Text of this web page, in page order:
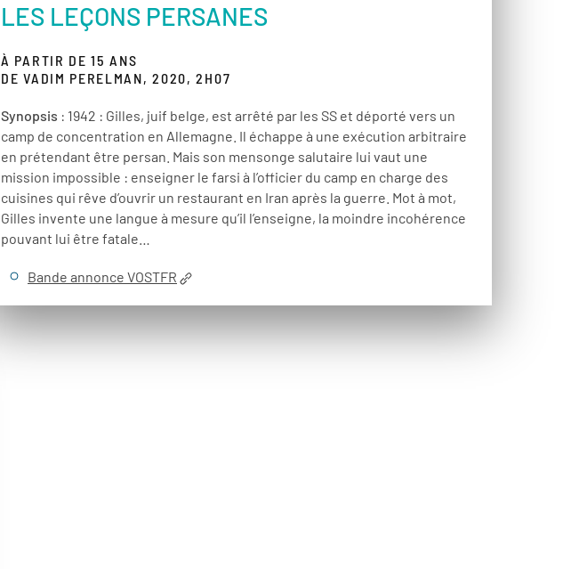
LES LEÇONS PERSANES
À PARTIR DE 15 ANS
DE VADIM PERELMAN, 2020, 2H07
Synopsis : 1942 : Gilles, juif belge, est arrêté par les SS et déporté vers un
camp de concentration en Allemagne. Il échappe à une exécution arbitraire
en prétendant être persan. Mais son mensonge salutaire lui vaut une
mission impossible : enseigner le farsi à l’officier du camp en charge des
cuisines qui rêve d’ouvrir un restaurant en Iran après la guerre. Mot à mot,
Gilles invente une langue à mesure qu’il l’enseigne, la moindre incohérence
pouvant lui être fatale…
Bande annonce VOSTFR